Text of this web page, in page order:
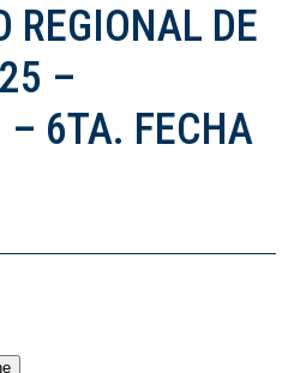
REGIONAL DE
–
– 6TA. FECHA